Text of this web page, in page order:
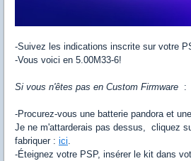
-Suivez les indications inscrite sur votre
-Vous voici en 5.00M33-6!
Si vous n'êtes pas en Custom Firmware :
-Procurez-vous une batterie pandora et
Je ne m'attarderais pas dessus, cliquez
fabriquer : ici.
-Éteignez votre PSP, insérer le kit dans